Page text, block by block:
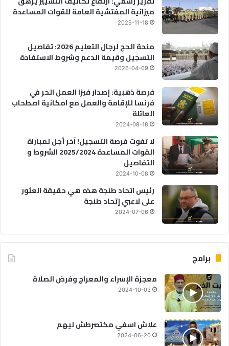
ميزانية المفتشية العامة للقوات المساعدة
2025-11-18
منحة الحج لرجال التعليم 2026: تفاصيل
التسجيل وقيمة الدعم وشروط الاستفادة
2026-04-09
فرصة ذهبية: إصدار فيزا العمل الحر في
فرنسا للإقامة والعمل مع امكانية اصطحاب
العائلة
2024-08-18
لا تفوت فرصة التسجيل! آخر أجل لمباراة
القوات المساعدة 2025/2024 الشروط و
التفاصيل
2024-10-08
رئيس اتحاد طنجة هذه هي حقيقة العثور
على لاعبي إتحاد طنجة
2024-07-06
برامج
معجزة الإسراء والمعراج وفرض الصلاة
2024-10-03
علاش اسفي مكتصرطش ليهم
2024-06-20